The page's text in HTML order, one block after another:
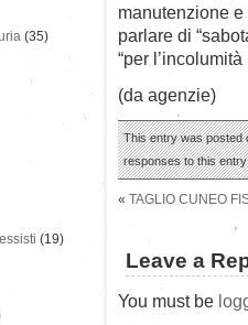
manutenzione e
parlare di
“per
(da agenzie)
This entry was posted
responses to this
« TAGLIO CUNEO
Leave a
You must be
(35)
(19)